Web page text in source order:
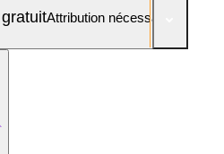
Attribution nécessaire